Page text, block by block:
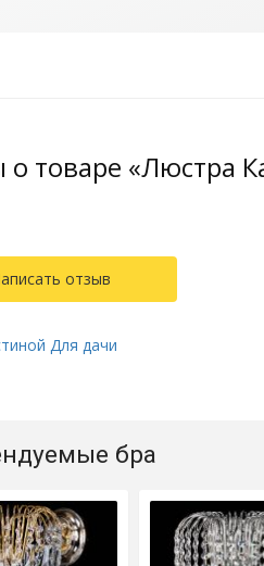
о товаре «Люстра
отзыв
Для дачи
бра